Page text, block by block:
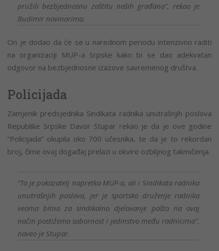
pružili bezbjednosnu zaštitu naših građana”, rekao je
Budimir novinarima.
On je dodao da će se u narednom periodu intenzivno raditi
na organizaciji MUP-a Srpske kako bi se dao adekvatan
odgovor na bezbjednosne izazove savremenog društva.
Policijada
Zamjenik predsjednika Sindikata radnika unutrašnjih poslova
Republike Srpske Davor Stupar rekao je da je ove godine
“Policijada” okupila oko 700 učesnika, te da je to rekordan
broj, čime ovaj događaj prelazi u okvire ozbiljnog takmičenja.
“To je pokazatelj napretka MUP-a, ali i Sindikata radnika
unutrašnjih poslova, jer je sportsko druženje radnika
veoma bitno za sindikalno d‌jelovanje pošto na ovaj
način postižemo sabornost i jedinstvo među radnicima”,
naveo je Stupar.